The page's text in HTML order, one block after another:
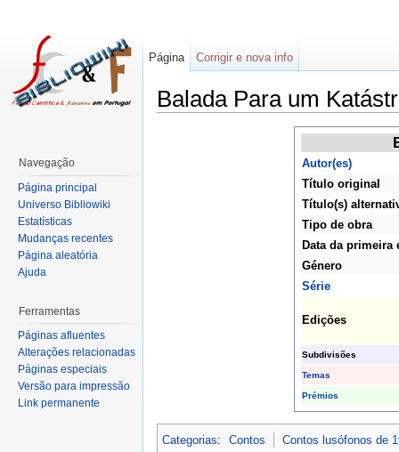
Balada Para um
Autor(es)
Título original
Título(s)
Tipo de obra
Data da primeira
Género
Série
Edições
Subdivisões
Temas
Prémios
Categorias: Contos Contos lusófonos de
Página Corrigir e nova info
Navegação
Página principal
Universo Bibliowiki
Estatísticas
Mudanças recentes
Página aleatória
Ajuda
Ferramentas
Páginas afluentes
Alterações relacionadas
Páginas especiais
Versão para impressão
Link permanente